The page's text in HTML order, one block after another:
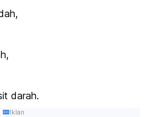
darah.
Iklan